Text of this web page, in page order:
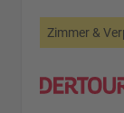
Zimmer &